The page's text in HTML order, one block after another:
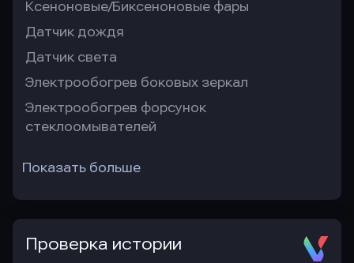
Ксеноновые/Биксеноновые фары
Датчик дождя
Датчик света
Электрообогрев боковых зеркал
Электрообогрев форсунок
стеклоомывателей
Показать больше
Проверка истории